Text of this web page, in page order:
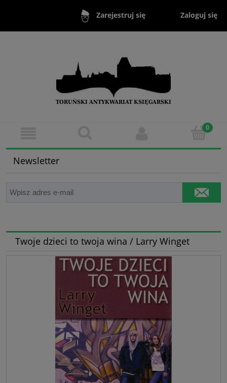
Zarejestruj się Zaloguj się
Newsletter
Twoje dzieci to twoja wina / Larry Winget